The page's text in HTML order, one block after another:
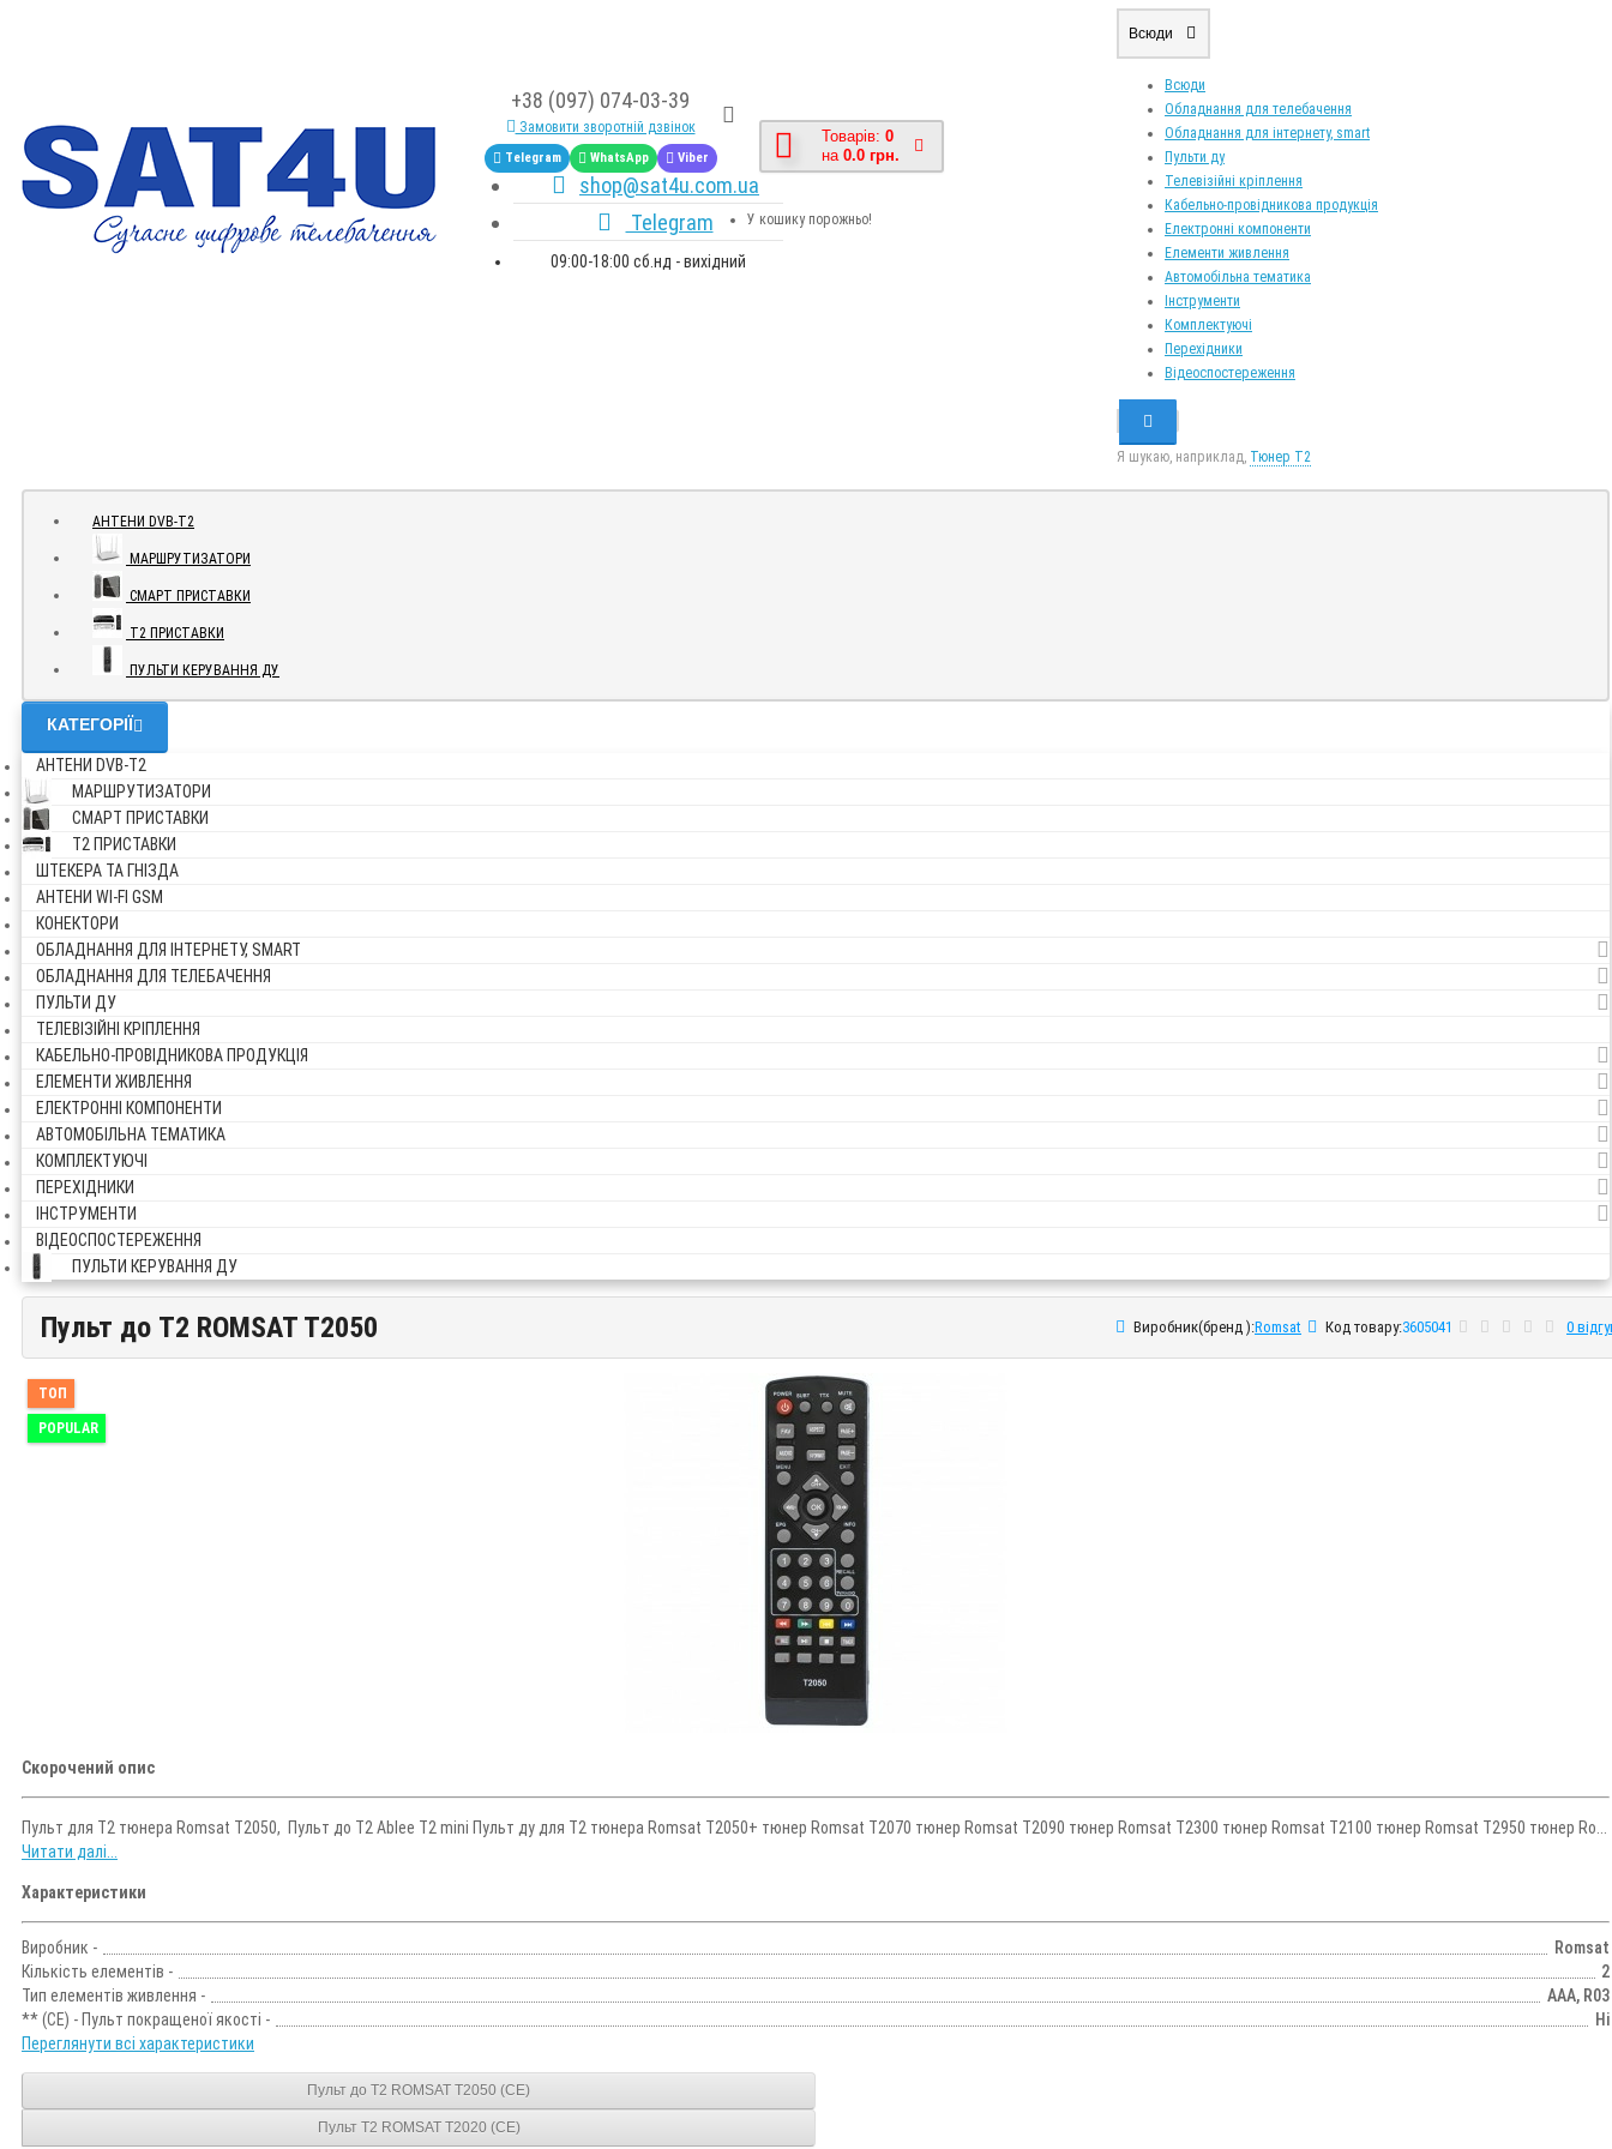
+38 (097) 074-03-39
Замовити зворотній дзвінок
Telegram WhatsApp Viber
shop@sat4u.com.ua
Telegram
09:00-18:00 сб.нд - вихідний
Товарів: 0
на 0.0 грн.
У кошику порожньо!
Всюди
Всюди
Обладнання для телебачення
Обладнання для інтернету, smart
Пульти ду
Телевізійні кріплення
Кабельно-провідникова продукція
Електронні компоненти
Елементи живлення
Автомобільна тематика
Інструменти
Комплектуючі
Перехідники
Відеоспостереження
Я шукаю, наприклад, Тюнер T2
АНТЕНИ DVB-Т2
МАРШРУТИЗАТОРИ
СМАРТ ПРИСТАВКИ
Т2 ПРИСТАВКИ
ПУЛЬТИ КЕРУВАННЯ ДУ
КАТЕГОРІЇ
АНТЕНИ DVB-Т2
МАРШРУТИЗАТОРИ
СМАРТ ПРИСТАВКИ
Т2 ПРИСТАВКИ
ШТЕКЕРА ТА ГНІЗДА
АНТЕНИ WI-FI GSM
КОНЕКТОРИ
ОБЛАДНАННЯ ДЛЯ ІНТЕРНЕТУ, SMART
ОБЛАДНАННЯ ДЛЯ ТЕЛЕБАЧЕННЯ
ПУЛЬТИ ДУ
ТЕЛЕВІЗІЙНІ КРІПЛЕННЯ
КАБЕЛЬНО-ПРОВІДНИКОВА ПРОДУКЦІЯ
ЕЛЕМЕНТИ ЖИВЛЕННЯ
ЕЛЕКТРОННІ КОМПОНЕНТИ
АВТОМОБІЛЬНА ТЕМАТИКА
КОМПЛЕКТУЮЧІ
ПЕРЕХІДНИКИ
ІНСТРУМЕНТИ
ВІДЕОСПОСТЕРЕЖЕННЯ
ПУЛЬТИ КЕРУВАННЯ ДУ
Пульт до T2 ROMSAT T2050
Пульт до T2 ROMSAT T2050 Виробник(бренд ):Romsat Код товару:3605041 0
ТОП
POPULAR
Скорочений опис
Пульт для Т2 тюнера Romsat T2050, Пульт до Т2 Ablee T2 mini Пульт ду для Т2 тюнера Romsat T2050+ тюнер Romsat T2070 тюнер Romsat T2090 тюнер Romsat T2300 тюнер Romsat T2100 тюнер Romsat T2950 тюнер Ro...
Читати далі...
Характеристики
Виробник -
Romsat
Кількість елементів -
2
Тип елементів живлення -
AAA, R03
** (CE) - Пульт покращеної якості -
Ні
Переглянути всі характеристики
Пульт до T2 ROMSAT T2050 (CE)
Пульт T2 ROMSAT T2020 (CE)